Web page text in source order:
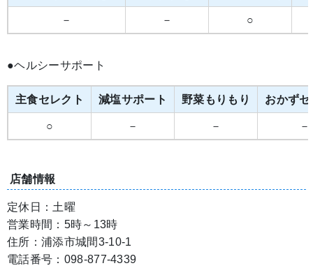
－ － ○
●ヘルシーサポート
主食セレクト 減塩サポート 野菜もりもり おかず
○ － － －
店舗情報
定休日：土曜
営業時間：5時～13時
住所：浦添市城間3-10-1
電話番号：098-877-4339